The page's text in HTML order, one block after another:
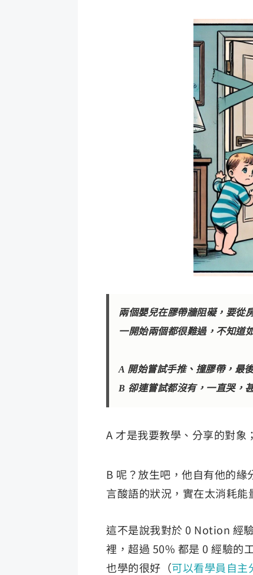
兩個嬰兒在膠帶牆阻礙，要從
一開始兩個都很難過，不知道
A 開始嘗試手推、撞膠帶，最
B 卻連嘗試都沒有，一直哭，
A 才是我要教學、分享的對象；
B 呢？放生吧，他自有他的緣
言酸語的狀況，實在太消耗能
這不是說我對於 0 Notion 經
裡，超過 50% 都是 0 經驗的
也學的很好（可以看學員自主